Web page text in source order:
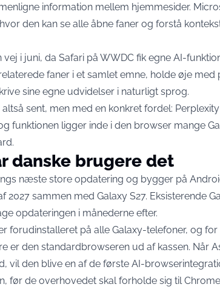
information mellem hjemmesider.
den kan se alle åbne faner og forstå
i juni, da Safari på WWDC fik egne AI-
faner i et samlet emne, holde øje
sine egne udvidelser i naturligt sprog.
sent, men med en konkret fordel:
funktionen ligger inde i den browser mange
danske brugere det
næste store opdatering og bygger på
2027 sammen med Galaxy S27. Eksisterende
opdateringen i månederne efter.
forudinstalleret på alle Galaxy-telefoner, og
er den standardbrowseren ud af kassen. Når
vil den blive en af de første AI-
før de overhovedet skal forholde sig til